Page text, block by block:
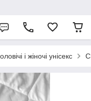
і жіночі унісекс